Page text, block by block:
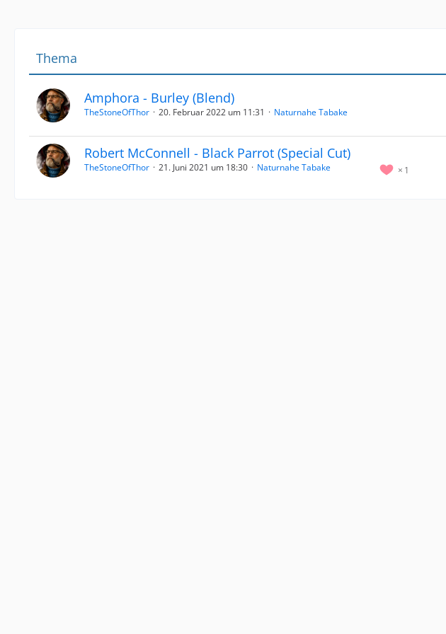
Thema
Amphora - Burley (Blend)
TheStoneOfThor 20. Februar 2022 um 11:31 Naturnahe Tabake
Robert McConnell - Black Parrot (Special Cut)
1
TheStoneOfThor 21. Juni 2021 um 18:30 Naturnahe Tabake